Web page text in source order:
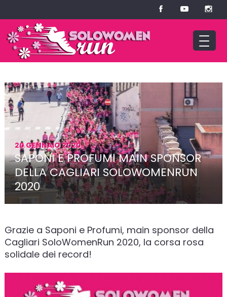
20 GENNAIO 2020
SAPONI E PROFUMI MAIN SPONSOR
DELLA CAGLIARI SOLOWOMENRUN
2020
Grazie a Saponi e Profumi, main sponsor della
Cagliari SoloWomenRun 2020, la corsa rosa
solidale dei record!